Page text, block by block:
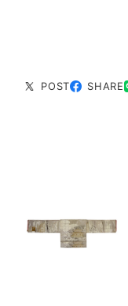
POST SHARE